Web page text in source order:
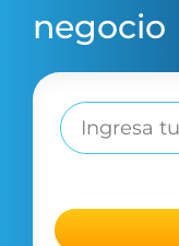
negocio